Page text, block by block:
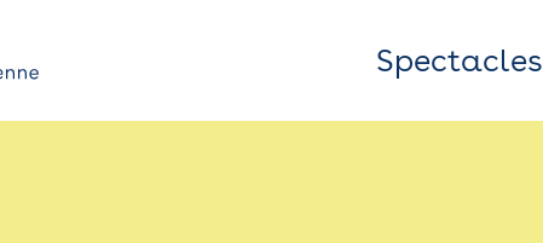
Top
Bar
Spectacles